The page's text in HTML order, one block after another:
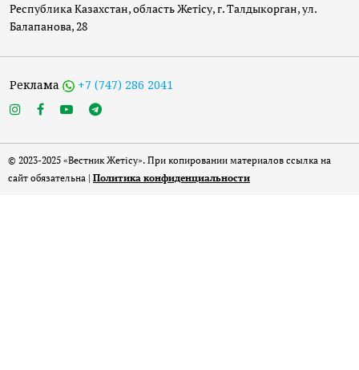
Республика Казахстан, область Жетісу, г. Талдыкорган, ул.
Балапанова, 28
Реклама +7 (747) 286 2041
© 2023-2025 «Вестник Жетісу». При копировании материалов ссылка на
сайт обязательна | Политика конфиденциальности